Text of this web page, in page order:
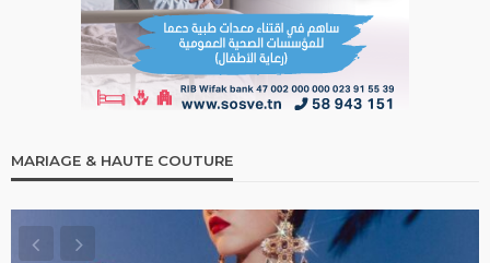
MARIAGE & HAUTE COUTURE